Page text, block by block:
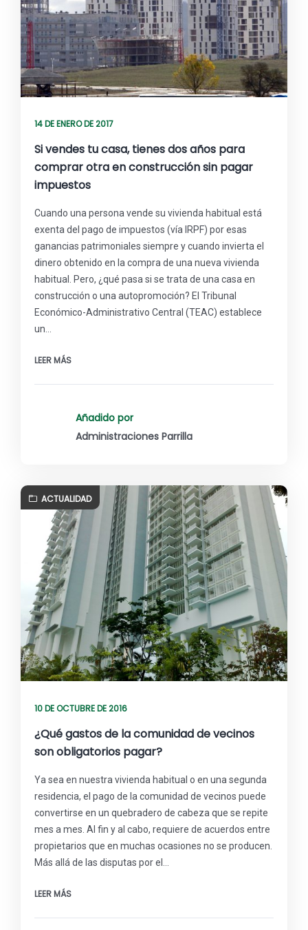
14 DE ENERO DE 2017
Si vendes tu casa, tienes dos años para
comprar otra en construcción sin pagar
impuestos
Cuando una persona vende su vivienda habitual está
exenta del pago de impuestos (vía IRPF) por esas
ganancias patrimoniales siempre y cuando invierta el
dinero obtenido en la compra de una nueva vivienda
habitual. Pero, ¿qué pasa si se trata de una casa en
construcción o una autopromoción? El Tribunal
Económico-Administrativo Central (TEAC) establece
un…
LEER MÁS
Añadido por
Administraciones Parrilla
ACTUALIDAD
10 DE OCTUBRE DE 2016
¿Qué gastos de la comunidad de vecinos
son obligatorios pagar?
Ya sea en nuestra vivienda habitual o en una segunda
residencia, el pago de la comunidad de vecinos puede
convertirse en un quebradero de cabeza que se repite
mes a mes. Al fin y al cabo, requiere de acuerdos entre
propietarios que en muchas ocasiones no se producen.
Más allá de las disputas por el…
LEER MÁS